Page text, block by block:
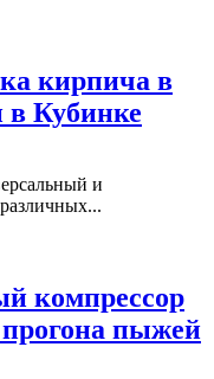
кирпича в
Кубинке
и
компрессор
пыжей